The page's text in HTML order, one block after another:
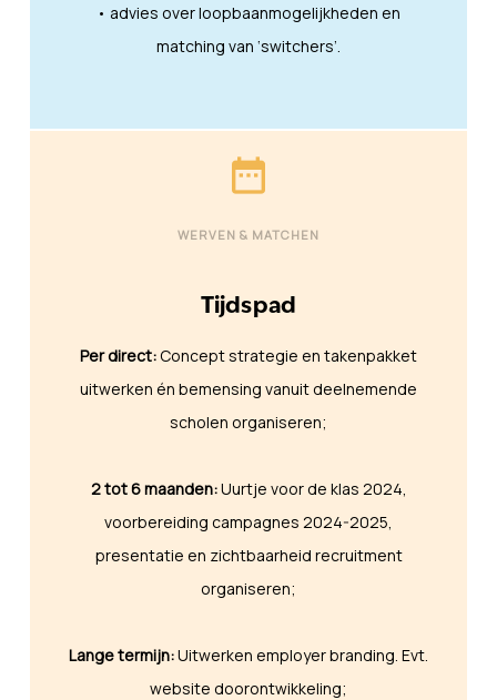
• advies over loopbaanmogelijkheden en
matching van ‘switchers’.
date_range
WERVEN & MATCHEN
Tijdspad
Per direct:Concept strategie en takenpakket
uitwerken én bemensing vanuit deelnemende
scholen organiseren;
2 tot 6 maanden:Uurtje voor de klas 2024,
voorbereiding campagnes 2024-2025,
presentatie en zichtbaarheid recruitment
organiseren;
Lange termijn:Uitwerken employer branding. Evt.
website doorontwikkeling;